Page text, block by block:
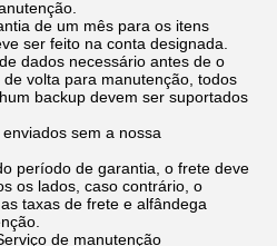
de um mês para os itens
ser feito na conta designada.
dados necessário antes de o
volta para manutenção, todos
backup devem ser suportados
sem a nossa
período de garantia, o frete deve
os lados, caso contrário, o
taxas de frete e alfândega
de manutenção